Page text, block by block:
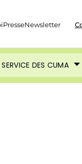
PresseNewsletter
DES CUMA